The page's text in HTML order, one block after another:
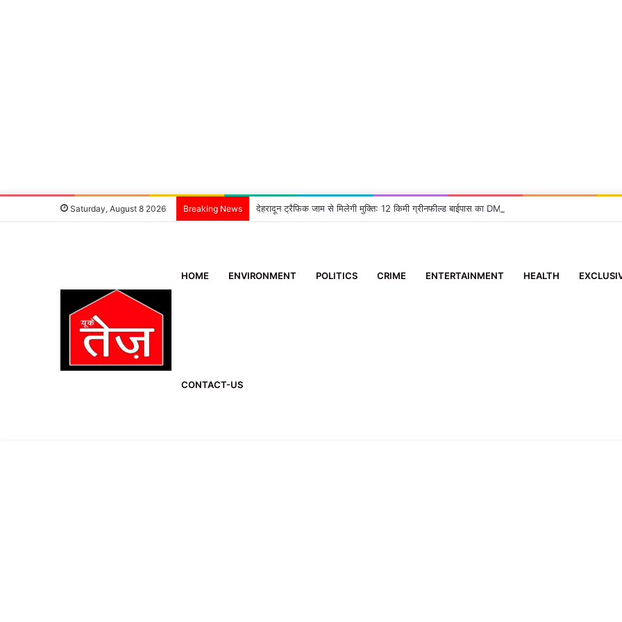
Saturday, August 8 2026 Breaking News देहरादून ट्रैफिक जाम से मिलेगी मुक्ति: 12 किमी ग्रीनफील्ड बाईपास का DM ने किया निरीक्षण, दिए सख्त निर्देश
HOME ENVIRONMENT POLITICS CRIME ENTERTAINMENT HEALTH
CONTACT-US